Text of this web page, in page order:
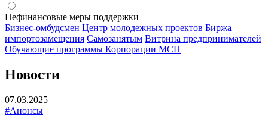
Нефинансовые меры поддержки
Бизнес-омбудсмен Центр молодежных проектов Биржа
импортозамещения Cамозанятым Витрина предпринимателей
Обучающие программы Корпорации МСП
Новости
07.03.2025
#Анонсы